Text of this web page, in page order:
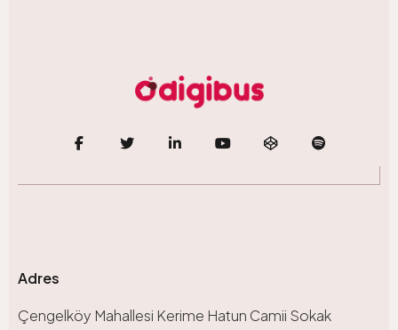
Adres
Çengelköy Mahallesi Kerime Hatun Camii Sokak